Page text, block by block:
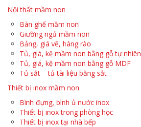
Nội thất mầm non
Bàn ghế mầm non
Giường ngủ mầm non
Bảng, giá vẽ, hàng rào
Tủ, giá, kệ mầm non bằng gỗ tự nhiên
Tủ, giá, kệ mầm non bằng gỗ MDF
Tủ sắt – tủ tài liệu bằng sắt
Thiết bị inox mầm non
Bình đựng, bình ủ nước inox
Thiết bị inox trong phòng học
Thiết bị inox tại nhà bếp